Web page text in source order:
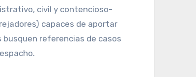
civil y contencioso-
capaces de aportar
referencias de casos